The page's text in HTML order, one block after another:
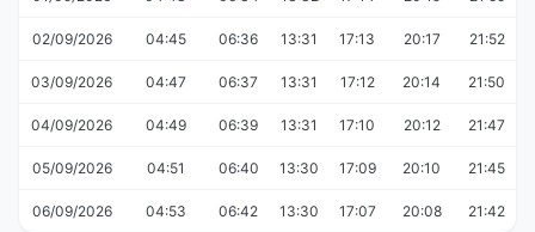
02/09/2026 04:45 06:36 13:31 17:13 20:17 21:52
03/09/2026 04:47 06:37 13:31 17:12 20:14 21:50
04/09/2026 04:49 06:39 13:31 17:10 20:12 21:47
05/09/2026 04:51 06:40 13:30 17:09 20:10 21:45
06/09/2026 04:53 06:42 13:30 17:07 20:08 21:42